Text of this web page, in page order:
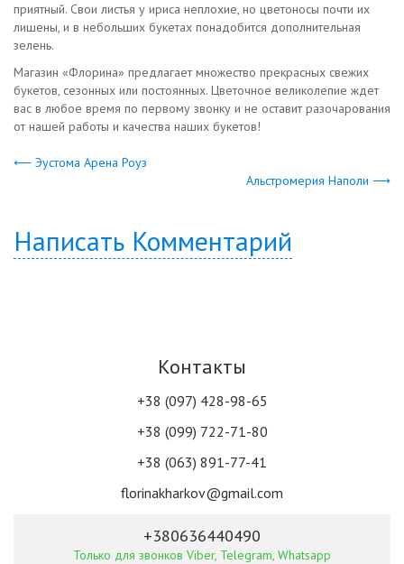
приятный. Свои листья у ириса неплохие, но цветоносы почти их
лишены, и в небольших букетах понадобится дополнительная
зелень.
Магазин «Флорина» предлагает множество прекрасных свежих
букетов, сезонных или постоянных. Цветочное великолепие ждет
вас в любое время по первому звонку и не оставит разочарования
от нашей работы и качества наших букетов!
⟵ Эустома Арена Роуз
Альстромерия Наполи ⟶
Написать Комментарий
Контакты
+38 (097) 428-98-65
+38 (099) 722-71-80
+38 (063) 891-77-41
florinakharkov@gmail.com
+380636440490
Только для звонков Viber, Telegram, Whatsapp